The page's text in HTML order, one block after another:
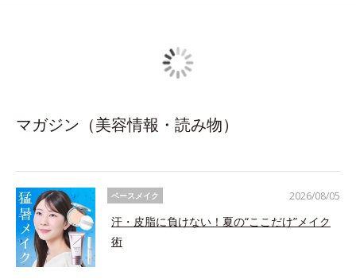
マガジン（美容情報・読み物）
ベースメイク
汗・皮脂に負けない！夏の“ここだけ”メイク
術
2026/08/05